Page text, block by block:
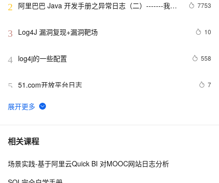
2
阿里巴巴 Java 开发手册之异常日志（二）-------我的
7753
3 Log4J 漏洞复现+漏洞靶场 10
4 log4j的一些配置 558
5 51.com开放平台日志 7
6 SLS新版告警入门-旧版告警升级
7 图解MySQL【日志】——Redo Log
8 Artifact SSMTest:war exploded: Error during artifact
相关课程
场景实践-基于阿里云Quick BI 对MOOC网站日志分析